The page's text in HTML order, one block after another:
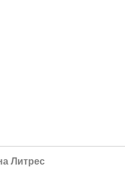
Литрес